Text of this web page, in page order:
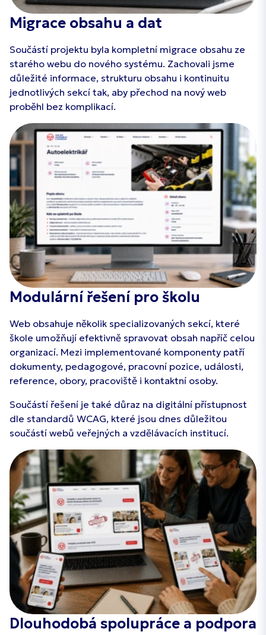
Migrace obsahu a dat
Součástí projektu byla kompletní migrace obsahu ze
starého webu do nového systému. Zachovali jsme
důležité informace, strukturu obsahu i kontinuitu
jednotlivých sekcí tak, aby přechod na nový web
proběhl bez komplikací.
Modulární řešení pro školu
Web obsahuje několik specializovaných sekcí, které
škole umožňují efektivně spravovat obsah napříč celou
organizací. Mezi implementované komponenty patří
dokumenty, pedagogové, pracovní pozice, události,
reference, obory, pracoviště i kontaktní osoby.
Součástí řešení je také důraz na digitální přístupnost
dle standardů WCAG, které jsou dnes důležitou
součástí webů veřejných a vzdělávacích institucí.
Dlouhodobá spolupráce a podpora